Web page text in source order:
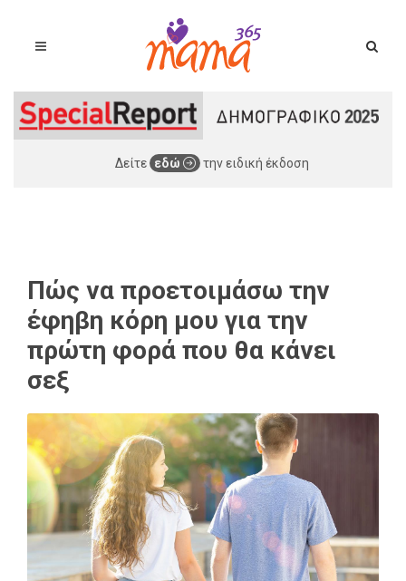
Δείτε εδώ την ειδική έκδοση
Πώς να προετοιμάσω την
έφηβη κόρη μου για την
πρώτη φορά που θα κάνει
σεξ